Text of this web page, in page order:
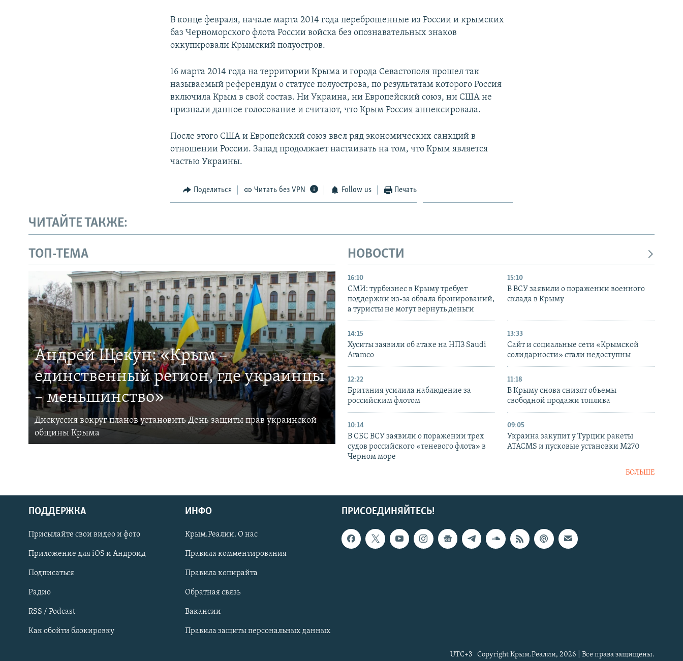
Українською
Qırımtatar
ПРИСОЕДИНЯЙТЕСЬ!
В конце февраля, начале марта 2014 года переброшенные из России и крымских
баз Черноморского флота России войска без опознавательных знаков
оккупировали Крымский полуостров.
16 марта 2014 года на территории Крыма и города Севастополя прошел так
называемый референдум о статусе полуострова, по результатам которого Россия
включила Крым в свой состав. Ни Украина, ни Европейский союз, ни США не
признали данное голосование и считают, что Крым Россия аннексировала.
После этого США и Европейский союз ввел ряд экономических санкций в
отношении России. Запад продолжает настаивать на том, что Крым является
частью Украины.
Поделиться Читать без VPN Follow us Печать
ЧИТАЙТЕ ТАКЖЕ:
ТОП-ТЕМА
Андрей Щекун: «Крым –
единственный регион, где украинцы
– меньшинство»
Дискуссия вокруг планов установить День защиты прав украинской
общины Крыма
НОВОСТИ
16:10
СМИ: турбизнес в Крыму требует
поддержки из-за обвала бронирований,
а туристы не могут вернуть деньги
15:10
В ВСУ заявили о поражении военного
склада в Крыму
14:15
Хуситы заявили об атаке на НПЗ Saudi
Aramco
13:33
Сайт и социальные сети «Крымской
солидарности» стали недоступны
12:22
Британия усилила наблюдение за
российским флотом
11:18
В Крыму снова снизят объемы
свободной продажи топлива
10:14
В СБС ВСУ заявили о поражении трех
судов российского «теневого флота» в
Черном море
09:05
Украина закупит у Турции ракеты
ATACMS и пусковые установки M270
БОЛЬШЕ
ПРИСОЕДИНЯЙТЕСЬ!
ПОДДЕРЖКА
Присылайте свои видео и фото
Приложение для iOS и Андроид
Подписаться
Радио
RSS / Podcast
Как обойти блокировку
ИНФО
Крым.Реалии. О нас
Правила комментирования
Правила копирайта
Обратная связь
Вакансии
Правила защиты персональных данных
Copyright Крым.Реалии, 2026 | Все права защищены.
UTC+3